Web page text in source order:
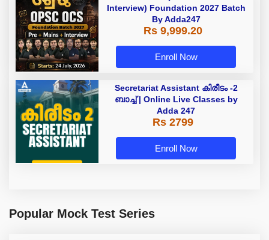
Interview) Foundation 2027 Batch
By Adda247
Rs 9,999.20
Enroll Now
Secretariat Assistant കിരീടം -2
ബാച്ച് | Online Live Classes by
Adda 247
Rs 2799
Enroll Now
Popular Mock Test Series